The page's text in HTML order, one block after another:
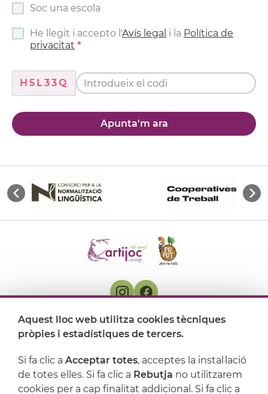
Soc una escola
He llegit i accepto l'Avís legal i la Política de
privacitat
H5L33Q
Apunta'm ara
On ens trobem
Suport
Aquest lloc web utilitza cookies tècniques
pròpies i estadístiques de tercers.
Si fa clic a Acceptar totes, acceptes la instal·lació
de totes elles. Si fa clic a Rebutja no utilitzarem
cookies per a cap finalitat addicional. Si fa clic a